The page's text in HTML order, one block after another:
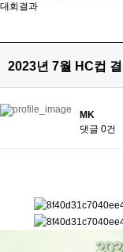
대회결과
2023년 7월 HC컵
MK
댓글 0건